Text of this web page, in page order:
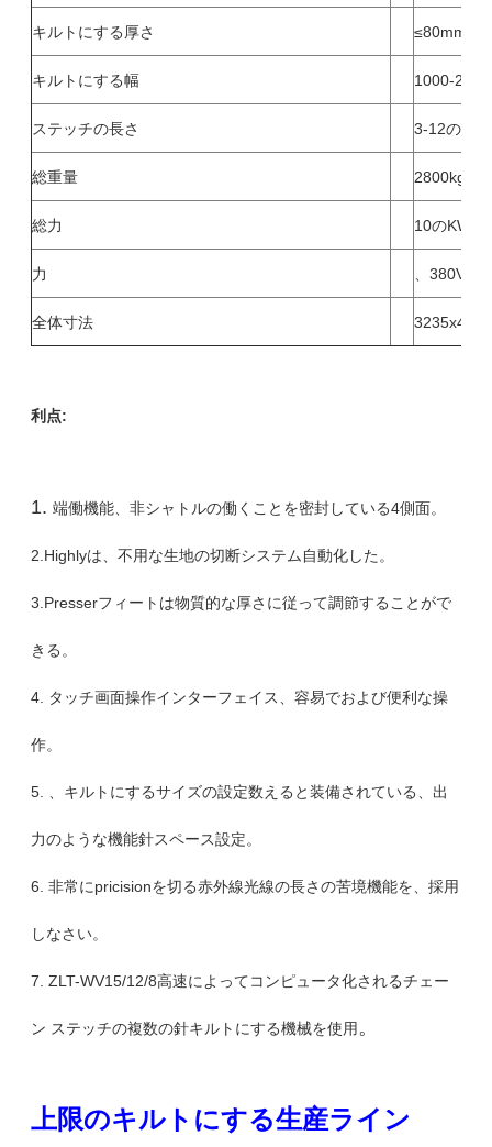
キルトにする厚さ ≤80mm
キルトにする幅 1000-
ステッチの長さ 3-12のmm
総重量 2800kg
総力 10のKW
力 、380V、
全体寸法
利点:
1. 端働機能、非シャトルの働くことを密封している4側面。
2.Highlyは、不用な生地の切断システム自動化した。
3.Presserフィートは物質的な厚さに従って調節することがで
きる。
4. タッチ画面操作インターフェイス、容易でおよび便利な操
作。
5. 、キルトにするサイズの設定数えると装備されている、出
力のような機能針スペース設定。
6. 非常にpricisionを切る赤外線光線の長さの苦境機能を、採用
しなさい。
7. ZLT-WV15/12/8高速によってコンピュータ化されるチェー
ン ステッチの複数の針キルトにする機械を使用 。
上限のキルトにする生産ライン